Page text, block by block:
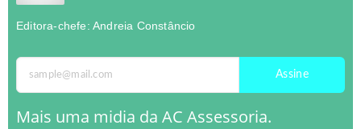
Editora-chefe: Andreia Constâncio
Assine
Mais uma midia da AC Assessoria.